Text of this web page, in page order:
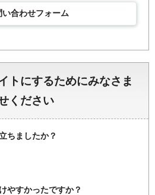
い合わせフォーム
トにするためにみなさま
ください
ちましたか？
やすかったですか？